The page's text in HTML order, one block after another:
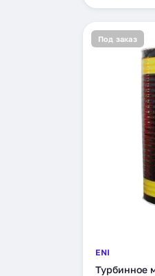
Под заказ
ENI
Турбинное